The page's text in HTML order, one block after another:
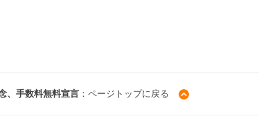
、手数料無料宣言：ページトップに戻る